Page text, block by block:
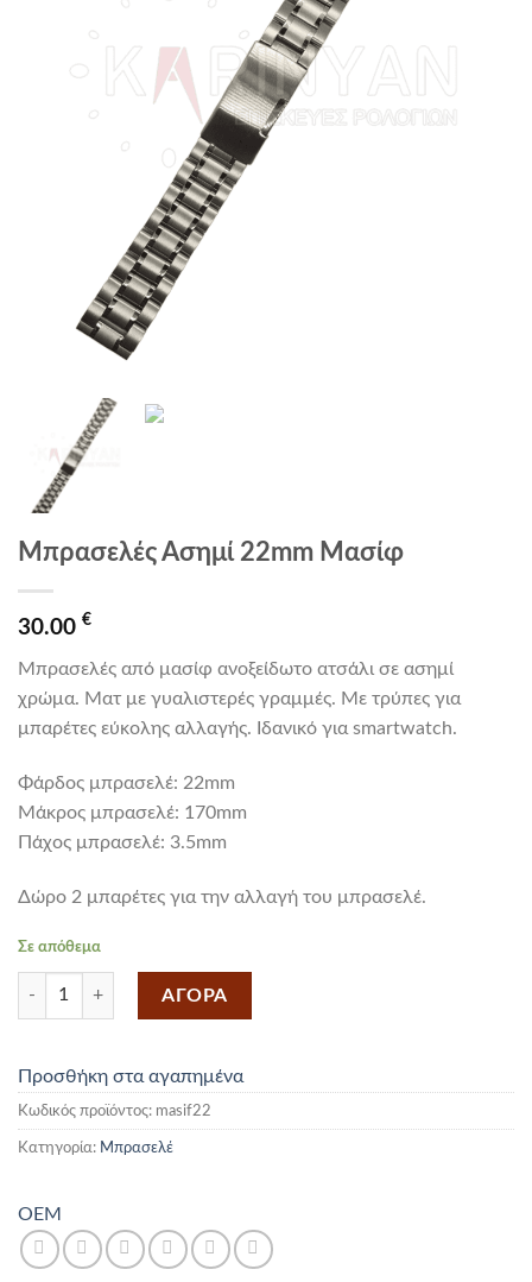
Μπρασελές Ασημί 22mm Μασίφ
30.00 €
Μπρασελές από μασίφ ανοξείδωτο ατσάλι σε ασημί
χρώμα. Ματ με γυαλιστερές γραμμές. Mε τρύπες για
μπαρέτες εύκολης αλλαγής. Iδανικό για smartwatch.
Φάρδος μπρασελέ: 22mm
Mάκρος μπρασελέ: 170mm
Πάχος μπρασελέ: 3.5mm
Δώρο 2 μπαρέτες για την αλλαγή του μπρασελέ.
Σε απόθεμα
Μπρασελές Ασημί 22mm Μασίφ ποσότητα
ΑΓΟΡΑ
Προσθήκη στα αγαπημένα
Κωδικός προϊόντος: masif22
Κατηγορία: Μπρασελέ
OEM